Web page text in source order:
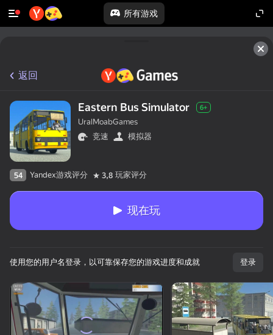
所有游戏
旋转设备
此游戏仅支持 横屏
方向
返回
Eastern Bus Simulator 6+
UralMoabGames
竞速
模拟器
54 Yandex游戏评分 3,8 玩家评分
现在玩
使用您的用户名登录，以可靠保存您的游戏进度和成就 登录